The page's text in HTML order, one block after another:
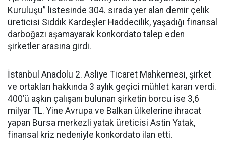
Kuruluşu” listesinde 304. sırada yer alan demir çelik
üreticisi Sıddık Kardeşler Haddecilik, yaşadığı finansal
darboğazı aşamayarak konkordato talep eden
şirketler arasına girdi.
İstanbul Anadolu 2. Asliye Ticaret Mahkemesi, şirket
ve ortakları hakkında 3 aylık geçici mühlet kararı verdi.
400’ü aşkın çalışanı bulunan şirketin borcu ise 3,6
milyar TL. Yine Avrupa ve Balkan ülkelerine ihracat
yapan Bursa merkezli yatak üreticisi Astin Yatak,
finansal kriz nedeniyle konkordato ilan etti.